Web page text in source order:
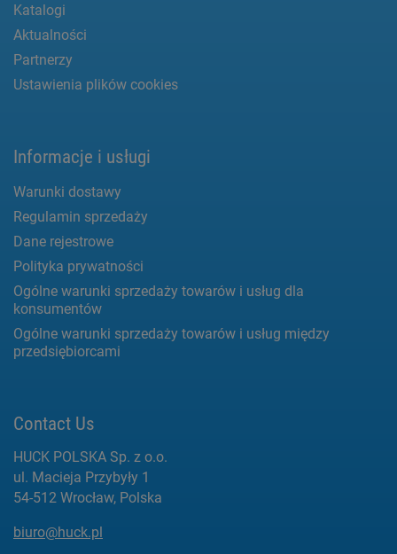
Katalogi
Aktualności
Partnerzy
Ustawienia plików cookies
Informacje i usługi
Warunki dostawy
Regulamin sprzedaży
Dane rejestrowe
Polityka prywatności
Ogólne warunki sprzedaży towarów i usług dla
konsumentów
Ogólne warunki sprzedaży towarów i usług między
przedsiębiorcami
Contact Us
HUCK POLSKA Sp. z o.o.
ul. Macieja Przybyły 1
54-512 Wrocław, Polska
biuro@huck.pl